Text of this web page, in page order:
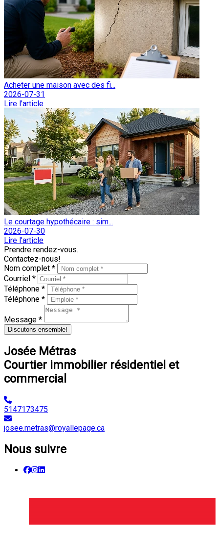
Acheter une maison avec des fi...
2026-07-31
Lire l'article
Le courtage hypothécaire : sim...
2026-07-30
Lire l'article
Prendre rendez-vous.
Contactez-nous!
Nom complet *
Courriel *
Téléphone *
Téléphone *
Message *
Discutons ensemble!
Josée Métras
Courtier immobilier résidentiel et
commercial
5147173475
josee.metras@royallepage.ca
Nous suivre